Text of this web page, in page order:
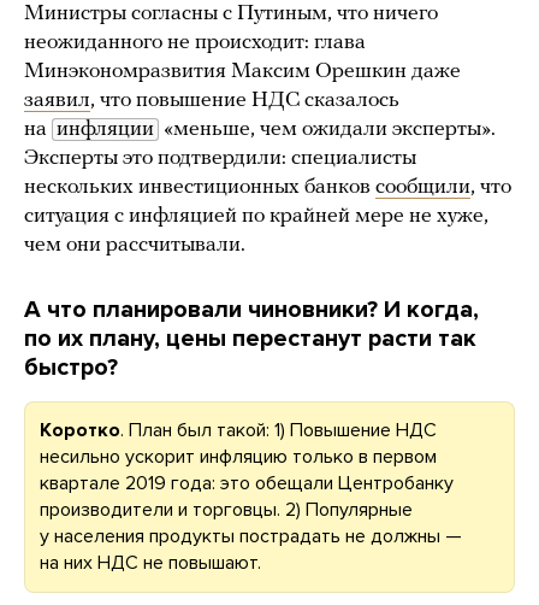
Министры согласны с Путиным, что ничего
неожиданного не происходит: глава
Минэкономразвития Максим Орешкин даже
заявил, что повышение НДС сказалось
на инфляции «меньше, чем ожидали эксперты».
Эксперты это подтвердили: специалисты
нескольких инвестиционных банков сообщили, что
ситуация с инфляцией по крайней мере не хуже,
чем они рассчитывали.
А что планировали чиновники? И когда,
по их плану, цены перестанут расти так
быстро?
Коротко. План был такой: 1) Повышение НДС
несильно ускорит инфляцию только в первом
квартале 2019 года: это обещали Центробанку
производители и торговцы. 2) Популярные
у населения продукты пострадать не должны —
на них НДС не повышают.